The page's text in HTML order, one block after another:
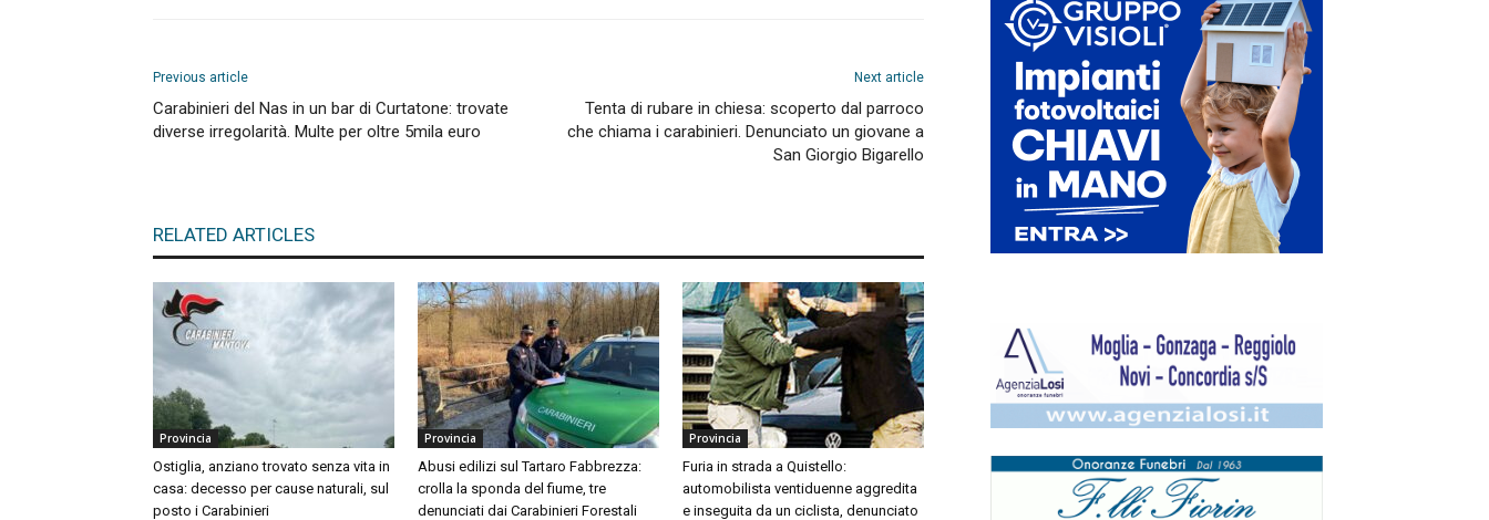
Previous article
Carabinieri del Nas in un bar di Curtatone: trovate
diverse irregolarità. Multe per oltre 5mila euro
Next article
Tenta di rubare in chiesa: scoperto dal parroco
che chiama i carabinieri. Denunciato un giovane a
San Giorgio Bigarello
RELATED ARTICLES
Provincia
Ostiglia, anziano trovato senza vita in
casa: decesso per cause naturali, sul
posto i Carabinieri
Provincia
Abusi edilizi sul Tartaro Fabbrezza:
crolla la sponda del fiume, tre
denunciati dai Carabinieri Forestali
Provincia
Furia in strada a Quistello:
automobilista ventiduenne aggredita
e inseguita da un ciclista, denunciato